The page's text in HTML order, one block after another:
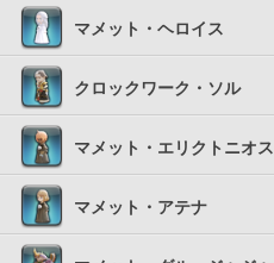
マメット・ヘロイス
クロックワーク・ソル
マメット・エリクトニオス
マメット・アテナ